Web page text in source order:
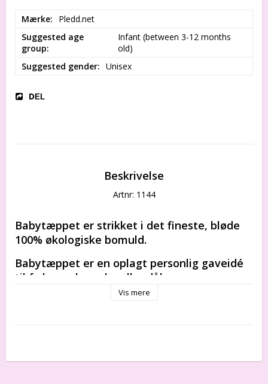
Mærke
Pledd.net
Suggested age
group
Infant (between 3-12 months
old)
Suggested gender
Unisex
DEL
Beskrivelse
Artnr: 1144
Babytæppet er strikket i det fineste, bløde
100% økologiske bomuld.
Babytæppet er en oplagt personlig gaveidé
til f.eks. en barsels- eller
dåbsgave.
Vis mere